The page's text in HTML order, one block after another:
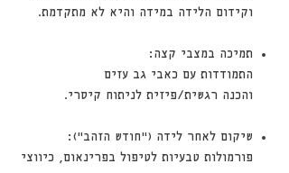
וקידום הלידה במידה והיא לא מתקדמת.
תמיכה במצבי קצה:
התמודדות עם כאבי גב עזים
והכנה רגשית/פיזית לניתוח קיסרי.
שיקום לאחר לידה ("חודש הזהב"):
פורמולות טבעיות לטיפול בפרינאום, כיווצי